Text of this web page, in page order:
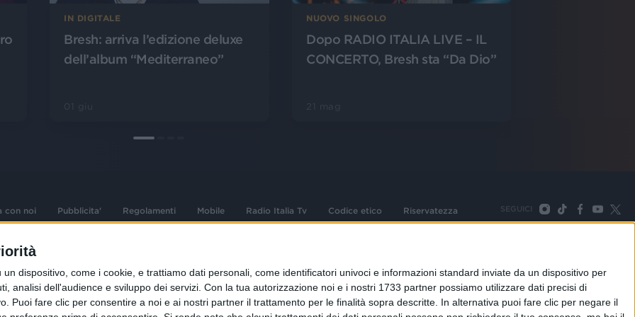
dispositivo, come i cookie, e trattiamo dati personali, come identificatori univoci e informazioni standard inviate da un dispositivo per
analisi dell'audience e sviluppo dei servizi. Con la tua autorizzazione noi e i nostri 1733 partner possiamo utilizzare dati precisi di
Puoi fare clic per consentire a noi e ai nostri partner il trattamento per le finalità sopra descritte. In alternativa puoi fare clic per negare il
IN DIGITALE
Bresh: arriva l’edizione deluxe
dell’album “Mediterraneo”
NUOVO SINGOLO
Dopo RADIO ITALIA LIVE – IL
CONCERTO, Bresh sta “Da Dio”
con noi Pubblicita' Regolamenti Mobile Radio Italia Tv Codice etico Riservatezza SEGUICI
d'autore e dei diritti
e n° iscrizione
n°286 - 3 Aprile
02 25444220
Sede Legale: Via Savona 97, 20144 Milano